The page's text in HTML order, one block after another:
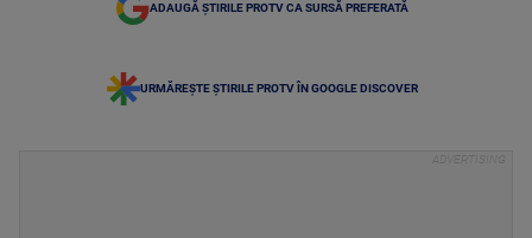
ADAUGĂ ȘTIRILE PROTV CA SURSĂ PREFERATĂ
URMĂREȘTE ȘTIRILE PROTV ÎN GOOGLE DISCOVER